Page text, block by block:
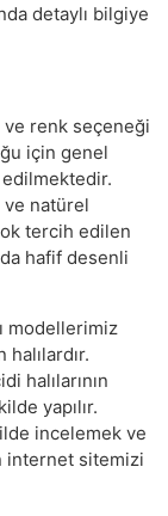
detaylı bilgiye
ve renk seçeneği
için genel
ve natürel
tercih edilen
hafif desenli
modellerimiz
halılarının
yapılır.
incelemek ve
internet sitemizi